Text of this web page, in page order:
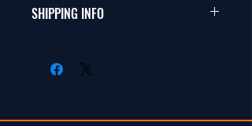
This items fit in with 1/10 sizes of
商品に明らかな欠陥がないかぎり
isn't accepted in goods.
SHIPPING INFO
します。海外への出荷は入金確認
The occasion with the stock is